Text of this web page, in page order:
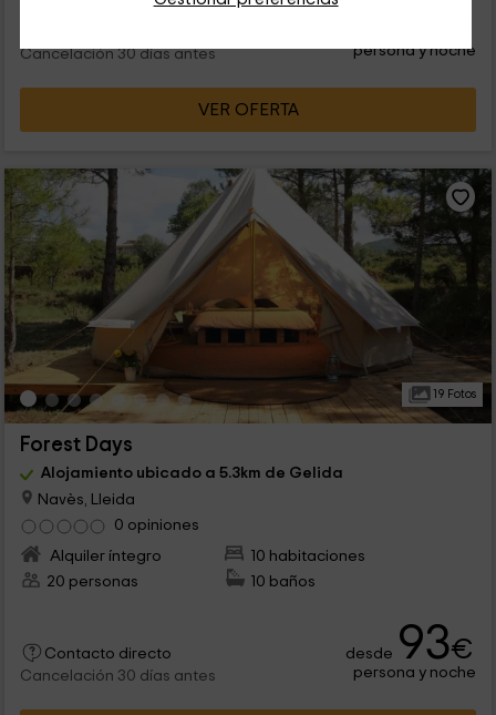
Cancelación 30 días antes
persona y noche
VER OFERTA
19 Fotos
Forest Days
Alojamiento ubicado a 5.3km de Gelida
Navès, Lleida
0 opiniones
Alquiler íntegro
10 habitaciones
20 personas
10 baños
Contacto directo
Cancelación 30 días antes
desde 93€
persona y noche